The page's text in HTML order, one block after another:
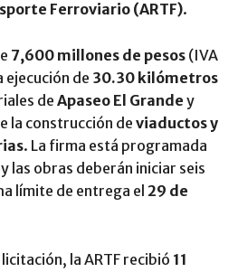
Ferroviario (ARTF).
7,600 millones de pesos (IVA
de 30.30 kilómetros
de Apaseo El Grande y
la construcción de viaductos y
. La firma está programada
las obras deberán iniciar seis
límite de entrega el 29 de
la ARTF recibió 11